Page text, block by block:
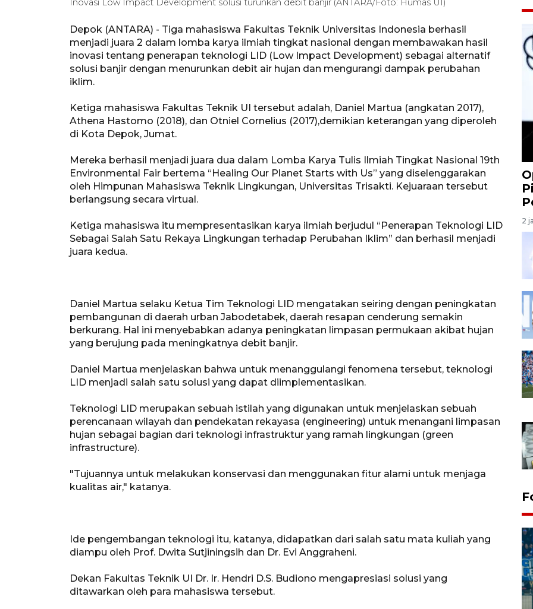
Inovasi Low Impact Development solusi turunkan debit banjir (ANTARA/Foto: Humas UI)
Depok (ANTARA) - Tiga mahasiswa Fakultas Teknik Universitas Indonesia berhasil
menjadi juara 2 dalam lomba karya ilmiah tingkat nasional dengan membawakan hasil
inovasi tentang penerapan teknologi LID (Low Impact Development) sebagai alternatif
solusi banjir dengan menurunkan debit air hujan dan mengurangi dampak perubahan
iklim.
Ketiga mahasiswa Fakultas Teknik UI tersebut adalah, Daniel Martua (angkatan 2017),
Athena Hastomo (2018), dan Otniel Cornelius (2017),demikian keterangan yang diperoleh
di Kota Depok, Jumat.
Mereka berhasil menjadi juara dua dalam Lomba Karya Tulis Ilmiah Tingkat Nasional 19th
Environmental Fair bertema “Healing Our Planet Starts with Us” yang diselenggarakan
oleh Himpunan Mahasiswa Teknik Lingkungan, Universitas Trisakti. Kejuaraan tersebut
berlangsung secara virtual.
Ketiga mahasiswa itu mempresentasikan karya ilmiah berjudul “Penerapan Teknologi LID
Sebagai Salah Satu Rekaya Lingkungan terhadap Perubahan Iklim” dan berhasil menjadi
juara kedua.
Daniel Martua selaku Ketua Tim Teknologi LID mengatakan seiring dengan peningkatan
pembangunan di daerah urban Jabodetabek, daerah resapan cenderung semakin
berkurang. Hal ini menyebabkan adanya peningkatan limpasan permukaan akibat hujan
yang berujung pada meningkatnya debit banjir.
Daniel Martua menjelaskan bahwa untuk menanggulangi fenomena tersebut, teknologi
LID menjadi salah satu solusi yang dapat diimplementasikan.
Teknologi LID merupakan sebuah istilah yang digunakan untuk menjelaskan sebuah
perencanaan wilayah dan pendekatan rekayasa (engineering) untuk menangani limpasan
hujan sebagai bagian dari teknologi infrastruktur yang ramah lingkungan (green
infrastructure).
"Tujuannya untuk melakukan konservasi dan menggunakan fitur alami untuk menjaga
kualitas air," katanya.
Ide pengembangan teknologi itu, katanya, didapatkan dari salah satu mata kuliah yang
diampu oleh Prof. Dwita Sutjiningsih dan Dr. Evi Anggraheni.
Dekan Fakultas Teknik UI Dr. Ir. Hendri D.S. Budiono mengapresiasi solusi yang
ditawarkan oleh para mahasiswa tersebut.
2